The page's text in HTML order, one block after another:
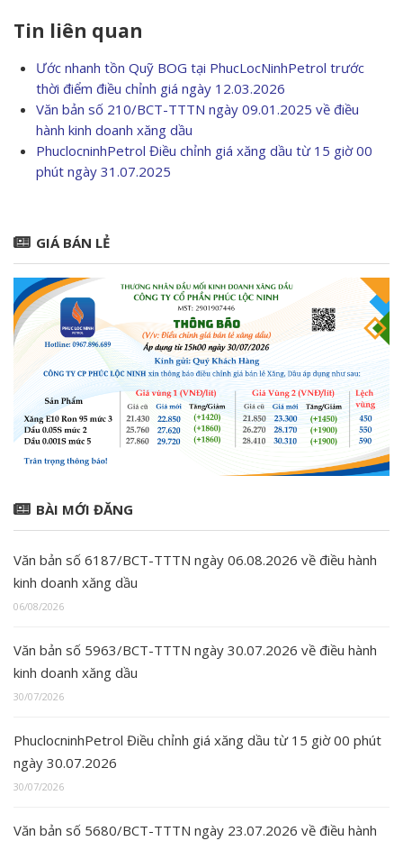
Tin liên quan
Ước nhanh tồn Quỹ BOG tại PhucLocNinhPetrol trước
thời điểm điều chỉnh giá ngày 12.03.2026
Văn bản số 210/BCT-TTTN ngày 09.01.2025 về điều
hành kinh doanh xăng dầu
PhuclocninhPetrol Điều chỉnh giá xăng dầu từ 15 giờ 00
phút ngày 31.07.2025
GIÁ BÁN LẺ
BÀI MỚI ĐĂNG
Văn bản số 6187/BCT-TTTN ngày 06.08.2026 về điều hành
kinh doanh xăng dầu
06/08/2026
Văn bản số 5963/BCT-TTTN ngày 30.07.2026 về điều hành
kinh doanh xăng dầu
30/07/2026
PhuclocninhPetrol Điều chỉnh giá xăng dầu từ 15 giờ 00 phút
ngày 30.07.2026
30/07/2026
Văn bản số 5680/BCT-TTTN ngày 23.07.2026 về điều hành